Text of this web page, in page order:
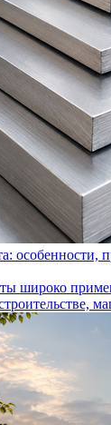
особенности,
широко